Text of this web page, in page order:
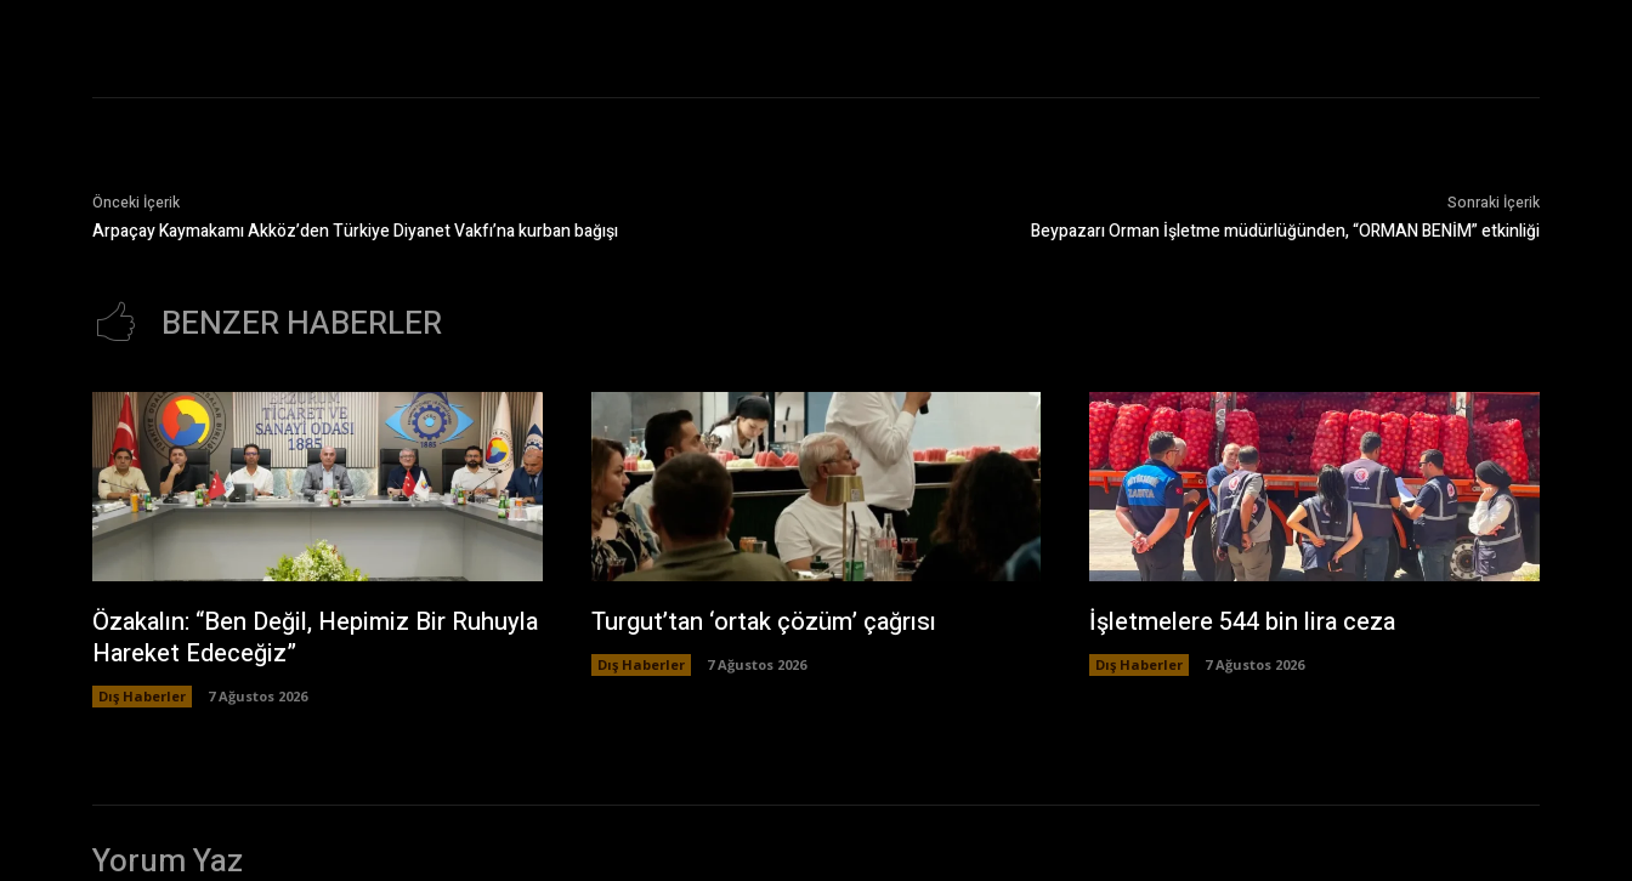
Önceki İçerik
Arpaçay Kaymakamı Akköz’den Türkiye Diyanet Vakfı’na kurban bağışı
Sonraki İçerik
Beypazarı Orman İşletme müdürlüğünden, “ORMAN BENİM” etkinliği
BENZER HABERLER
Özakalın: “Ben Değil, Hepimiz Bir Ruhuyla
Hareket Edeceğiz”
Dış Haberler 7 Ağustos 2026
Turgut’tan ‘ortak çözüm’ çağrısı
Dış Haberler 7 Ağustos 2026
İşletmelere 544 bin lira ceza
Dış Haberler 7 Ağustos 2026
Yorum Yaz